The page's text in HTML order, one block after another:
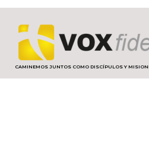
CAMINEMOS JUNTOS COMO DISCÍPULOS Y